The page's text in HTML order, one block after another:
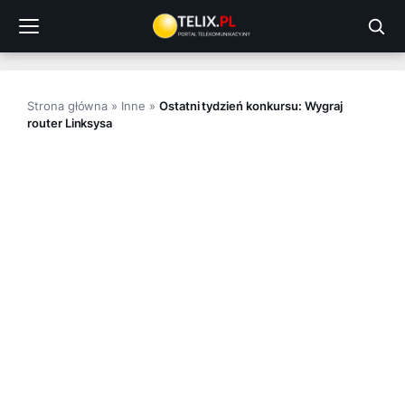
treści
Strona główna » Inne » Ostatni tydzień konkursu: Wygraj
router Linksysa